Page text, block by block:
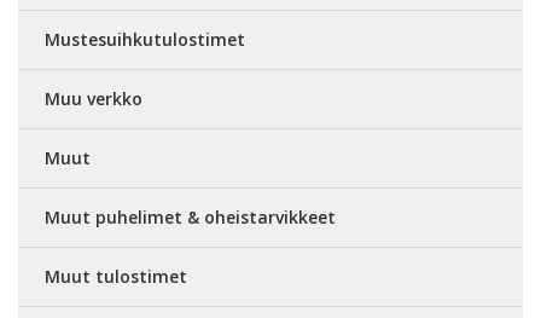
Mustesuihkutulostimet
Muu verkko
Muut
Muut puhelimet & oheistarvikkeet
Muut tulostimet